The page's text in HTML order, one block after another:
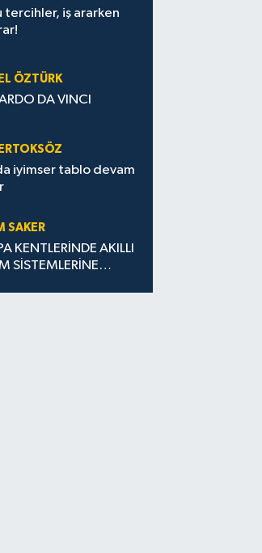
tercihler, iş ararken
ÖZTÜRK
DA VINCI
iyimser tablo devam
SAKER
KENTLERİNDE AKILLI
SİSTEMLERİNE